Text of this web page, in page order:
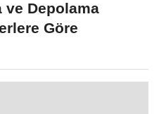
ve Depolama
Göre